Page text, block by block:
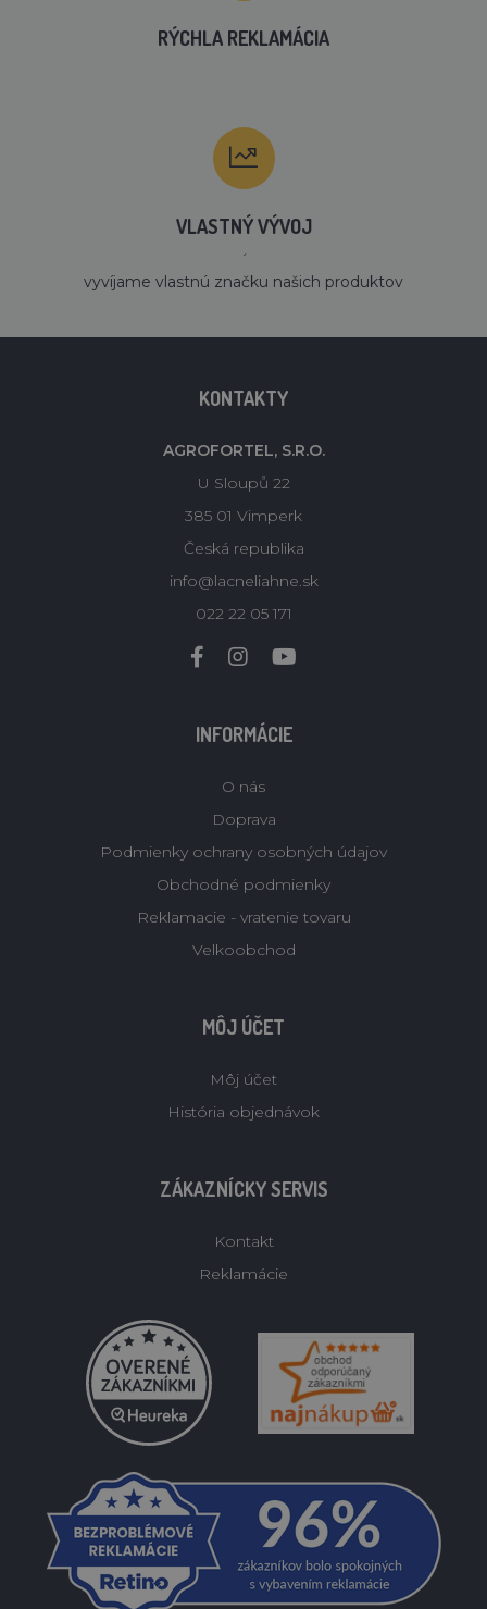
RÝCHLA REKLAMÁCIA
VLASTNÝ VÝVOJ
´
vyvíjame vlastnú značku našich produktov
KONTAKTY
AGROFORTEL, S.R.O.
U Sloupů 22
385 01 Vimperk
Česká republika
info@lacneliahne.sk
022 22 05 171
INFORMÁCIE
O nás
Doprava
Podmienky ochrany osobných údajov
Obchodné podmienky
Reklamacie - vratenie tovaru
Velkoobchod
MÔJ ÚČET
Môj účet
História objednávok
ZÁKAZNÍCKY SERVIS
Kontakt
Reklamácie